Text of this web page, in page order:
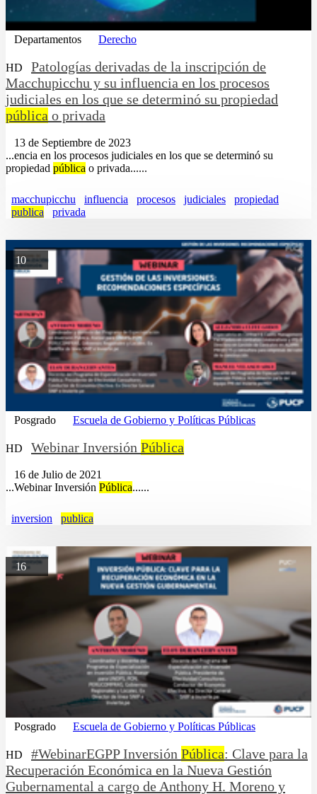
Departamentos Derecho
HD
Patologías derivadas de la inscripción de
Macchupicchu y su influencia en los procesos
judiciales en los que se determinó su propiedad
pública o privada
13 de Septiembre de 2023
...encia en los procesos judiciales en los que se determinó su
propiedad pública o privada......
macchupicchu influencia procesos judiciales
propiedad
publica
privada
10
Posgrado Escuela de Gobierno y Políticas Públicas
HD Webinar Inversión Pública
16 de Julio de 2021
...Webinar Inversión Pública......
inversion publica
16
Posgrado Escuela de Gobierno y Políticas Públicas
HD #WebinarEGPP Inversión Pública: Clave para la
Recuperación Económica en la Nueva Gestión
Gubernamental a cargo de Anthony H. Moreno y